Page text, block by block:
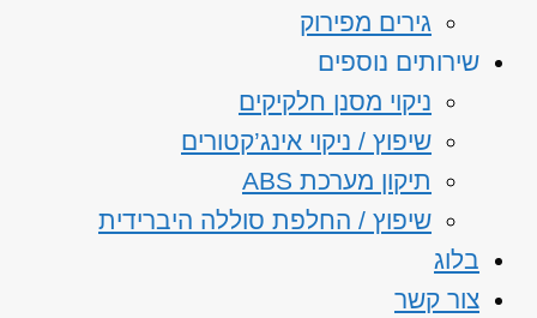
גירים מפירוק
שירותים נוספים
ניקוי מסנן חלקיקים
שיפוץ / ניקוי אינג’קטורים
תיקון מערכת ABS
שיפוץ / החלפת סוללה היברידית
בלוג
צור קשר